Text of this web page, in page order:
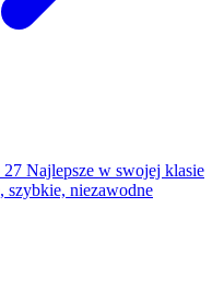
27 Najlepsze w swojej klasie
szybkie, niezawodne